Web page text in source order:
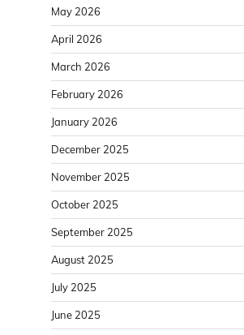
May 2026
April 2026
March 2026
February 2026
January 2026
December 2025
November 2025
October 2025
September 2025
August 2025
July 2025
June 2025